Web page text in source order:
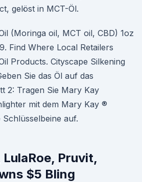
gelöst in MCT-Öl.
(Moringa oil, MCT oil, CBD) 1oz
Find Where Local Retailers
Products. Cityscape Silkening
Sie das Öl auf das
2: Tragen Sie Mary Kay
mit dem Mary Kay ®
auf.
Pruvit,
$5 Bling